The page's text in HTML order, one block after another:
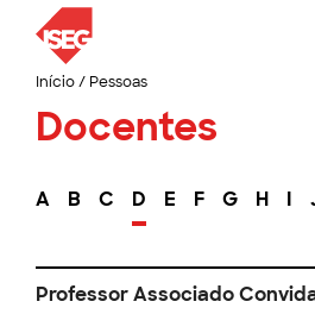
Início/ Pessoas
Docentes
A B C D E F G H I
Professor Associado